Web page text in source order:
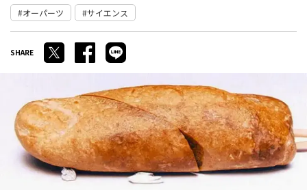
オーパーツ サイエンス